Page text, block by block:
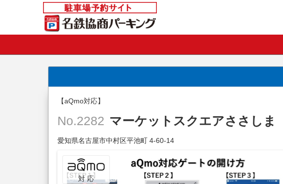
【aQmo対応】
No.2282 マーケットスクエアささしま
愛知県名古屋市中村区平池町 4-60-14
対 応